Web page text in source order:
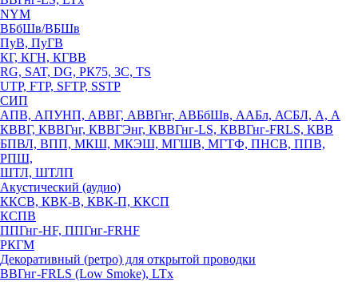
NYM
ВБбШв/ВБШв
ПуВ, ПуГВ
КГ, КГН, КГВВ
RG, SAT, DG, РК75, 3С, TS
UTP, FTP, SFTP, SSTP
СИП
АПВ, АПУНП, АВВГ, АВВГнг, АВБбШв, ААБл, АСБЛ, А, А
КВВГ, КВВГнг, КВВГЭнг, КВВГнг-LS, КВВГнг-FRLS, КВВ
БПВЛ, ВПП, МКШ, МКЭШ, МГШВ, МГТФ, ПНСВ, ППВ,
РПШ,
ШТЛ, ШТЛП
Акустический (аудио)
ККСВ, КВК-В, КВК-П, ККСП
КСПВ
ППГнг-HF, ППГнг-FRHF
РКГМ
Декоративный (ретро) для открытой проводки
ВВГнг-FRLS (Low Smoke), LTx